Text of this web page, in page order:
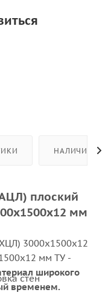
НАЛИЧИЕ
плоский
мм
3000х1500х12
мм ТУ -
широкого
временем.
стен